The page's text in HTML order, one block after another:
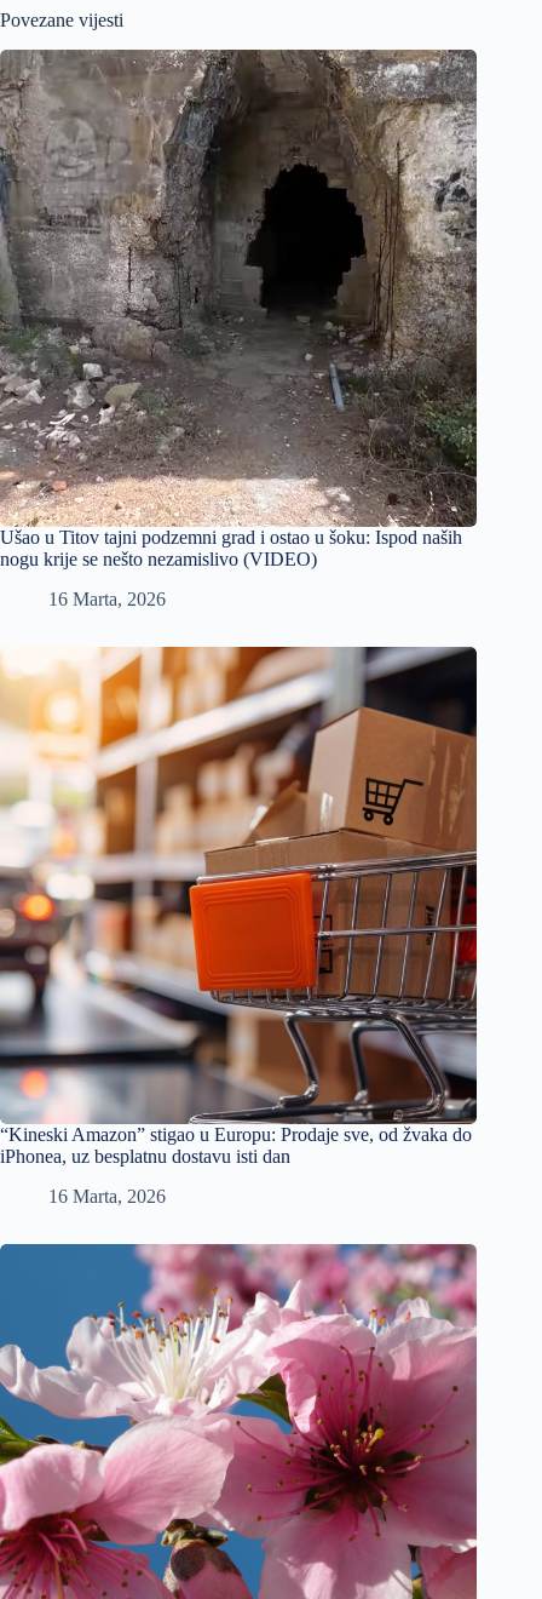
Povezane vijesti
Ušao u Titov tajni podzemni grad i ostao u šoku: Ispod naših
nogu krije se nešto nezamislivo (VIDEO)
16 Marta, 2026
“Kineski Amazon” stigao u Europu: Prodaje sve, od žvaka do
iPhonea, uz besplatnu dostavu isti dan
16 Marta, 2026